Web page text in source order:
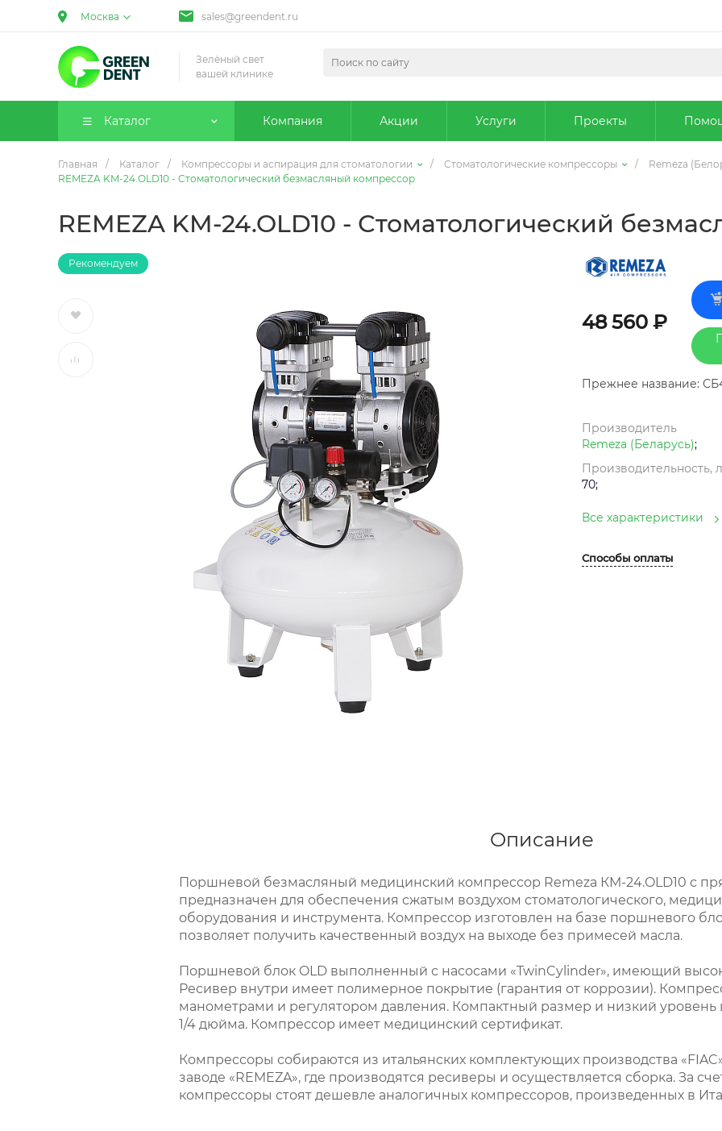
Москва sales@greendent.ru
Зелёный свет
вашей клинике
Каталог Компания Акции Услуги Проекты
Главная / Каталог / Компрессоры и аспирация для стоматологии / Стоматологические компрессоры /
Remeza
REMEZA KM-24.OLD10 - Стоматологический безмасляный компрессор
REMEZA KM-24.OLD10 - Стоматологический
Рекомендуем
48 560 ₽
Прежнее название:
Производитель
Remeza (Беларусь);
Производительность,
70;
Все характеристики
Способы оплаты
Описание
Поршневой безмасляный медицинский компрессор Remeza КМ-24.OLD10 с
предназначен для обеспечения сжатым воздухом стоматологического,
оборудования и инструмента. Компрессор изготовлен на базе поршневого
позволяет получить качественный воздух на выходе без примесей масла.
Поршневой блок OLD выполненный с насосами «TwinCylinder», имеющий
Ресивер внутри имеет полимерное покрытие (гарантия от коррозии).
манометрами и регулятором давления. Компактный размер и низкий
1/4 дюйма. Компрессор имеет медицинский сертификат.
Компрессоры собираются из итальянских комплектующих производства
заводе «REMEZA», где производятся ресиверы и осуществляется сборка. За
компрессоры стоят дешевле аналогичных компрессоров, произведенных в